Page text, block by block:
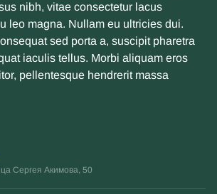
nibh, vitae consectetur lacus
leo magna. Nullam eu ultricies dui.
sed porta a, suscipit pharetra
iaculis tellus. Morbi aliquam eros
pellentesque hendrerit massa
Сергея Акимова, 50